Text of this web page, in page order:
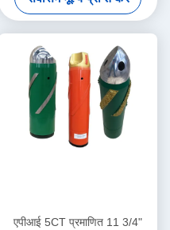
डिज़ाइन किया गया
एपीआई 5CT प्रमाणित 11 3/4"